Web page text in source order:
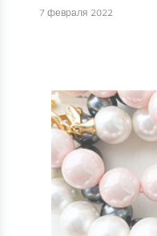
7 февраля 2022